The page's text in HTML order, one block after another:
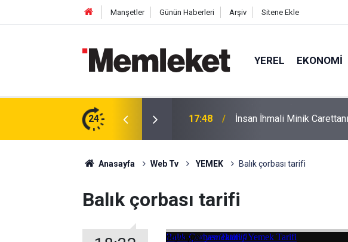
Manşetler Günün Haberleri Arşiv Sitene Ekle
YEREL EKONOMI
24
Cuma Çıkışı Soğuk Karpuz 17:48 İnsan İhmali Minik
Anasayfa Web Tv YEMEK Balık çorbası tarifi
Balık çorbası tarifi